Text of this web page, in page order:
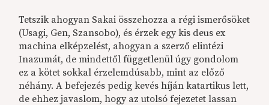
Tetszik ahogyan Sakai összehozza a régi ismerősöket
(Usagi, Gen, Szansobo), és érzek egy kis deus ex
machina elképzelést, ahogyan a szerző elintézi
Inazumát, de mindettől függetlenül úgy gondolom
ez a kötet sokkal érzelemdúsabb, mint az előző
néhány. A befejezés pedig kevés híján katartikus lett,
de ehhez javaslom, hogy az utolsó fejezetet lassan